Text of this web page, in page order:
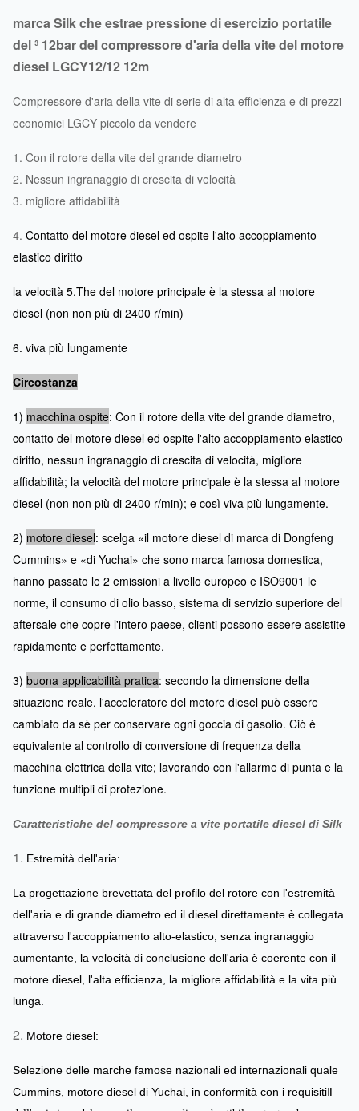
marca Silk che estrae pressione di esercizio portatile
del ³ 12bar del compressore d'aria della vite del motore
diesel LGCY12/12 12m
Compressore d'aria della vite di serie di alta efficienza e di prezzi
economici LGCY piccolo da vendere
1. Con il rotore della vite del grande diametro
2. Nessun ingranaggio di crescita di velocità
3. migliore affidabilità
4. Contatto del motore diesel ed ospite l'alto accoppiamento
elastico diritto
la velocità 5.The del motore principale è la stessa al motore
diesel (non non più di 2400 r/min)
6. viva più lungamente
Circostanza
1) macchina ospite: Con il rotore della vite del grande diametro,
contatto del motore diesel ed ospite l'alto accoppiamento elastico
diritto, nessun ingranaggio di crescita di velocità, migliore
affidabilità; la velocità del motore principale è la stessa al motore
diesel (non non più di 2400 r/min); e così viva più lungamente.
2) motore diesel: scelga «il motore diesel di marca di Dongfeng
Cummins» e «di Yuchai» che sono marca famosa domestica,
hanno passato le 2 emissioni a livello europeo e ISO9001 le
norme, il consumo di olio basso, sistema di servizio superiore del
aftersale che copre l'intero paese, clienti possono essere assistite
rapidamente e perfettamente.
3) buona applicabilità pratica: secondo la dimensione della
situazione reale, l'acceleratore del motore diesel può essere
cambiato da sè per conservare ogni goccia di gasolio. Ciò è
equivalente al controllo di conversione di frequenza della
macchina elettrica della vite; lavorando con l'allarme di punta e la
funzione multipli di protezione.
Caratteristiche del compressore a vite portatile diesel di Silk
1. Estremità dell'aria:
La progettazione brevettata del profilo del rotore con l'estremità
dell'aria e di grande diametro ed il diesel direttamente è collegata
attraverso l'accoppiamento alto-elastico, senza ingranaggio
aumentante, la velocità di conclusione dell'aria è coerente con il
motore diesel, l'alta efficienza, la migliore affidabilità e la vita più
lunga.
2. Motore diesel:
Selezione delle marche famose nazionali ed internazionali quale
Cummins, motore diesel di Yuchai, in conformità con i requisiti